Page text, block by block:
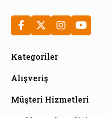
Kategoriler
Alışveriş
Müşteri Hizmetleri